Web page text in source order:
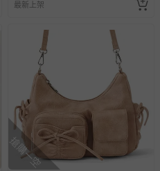
最新上架
搶購一空